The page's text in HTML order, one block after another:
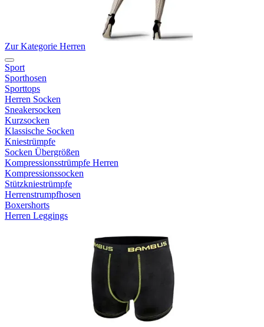
Zur Kategorie Herren
Sport
Sporthosen
Sporttops
Herren Socken
Sneakersocken
Kurzsocken
Klassische Socken
Kniestrümpfe
Socken Übergrößen
Kompressionsstrümpfe Herren
Kompressionssocken
Stützkniestrümpfe
Herrenstrumpfhosen
Boxershorts
Herren Leggings